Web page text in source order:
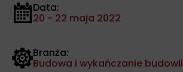
Data:
20 - 22 maja 2022
Branża:
Budowa i wykańczanie budowli